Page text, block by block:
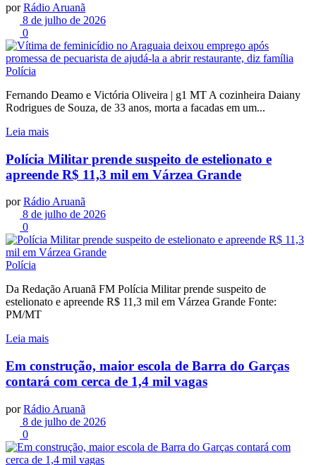
por Rádio Aruanã
8 de julho de 2026
0
Polícia
Fernando Deamo e Victória Oliveira | g1 MT A cozinheira Daiany
Rodrigues de Souza, de 33 anos, morta a facadas em um...
Leia mais
Polícia Militar prende suspeito de estelionato e
apreende R$ 11,3 mil em Várzea Grande
por Rádio Aruanã
8 de julho de 2026
0
Polícia
Da Redação Aruanã FM Polícia Militar prende suspeito de
estelionato e apreende R$ 11,3 mil em Várzea Grande Fonte:
PM/MT
Leia mais
Em construção, maior escola de Barra do Garças
contará com cerca de 1,4 mil vagas
por Rádio Aruanã
8 de julho de 2026
0